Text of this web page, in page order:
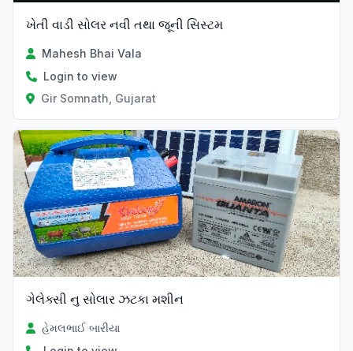
ખેતી વાડી સોલર નવી તથા જૂની સિસ્ટમ
Mahesh Bhai Vala
Login to view
Gir Somnath, Gujarat
ગેલેક્સી નુ સોલાર ઝટકા મશીન
હેમલભાઈ બારીયા